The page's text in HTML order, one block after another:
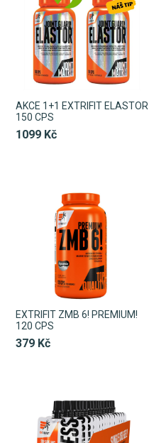
AKCE 1+1 EXTRIFIT ELASTOR
150 CPS
1099 Kč
EXTRIFIT ZMB 6! PREMIUM!
120 CPS
379 Kč